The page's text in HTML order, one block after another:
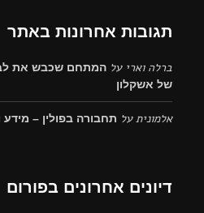
תגובות אחרונות באתר
ברלה וארי על המתחם שכבש את לב
של אשקלון
אלמוניתעל תחבורה בפולין – מידע
דיונים אחרונים בפורום